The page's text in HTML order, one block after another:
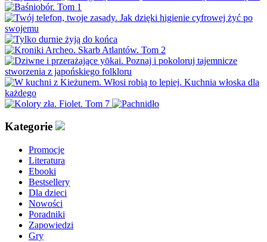
Kategorie
Promocje
Literatura
Ebooki
Bestsellery
Dla dzieci
Nowości
Poradniki
Zapowiedzi
Gry